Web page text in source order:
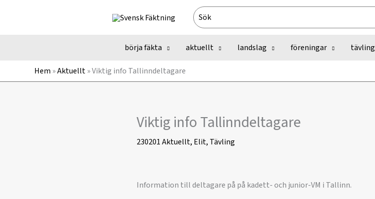
Search
for:
börja fäkta aktuellt landslag föreningar tävling
Hem »Aktuellt»Viktig info Tallinndeltagare
Viktig info Tallinndeltagare
230201Aktuellt, Elit, Tävling
Information till deltagare på på kadett- och junior-VM i Tallinn.